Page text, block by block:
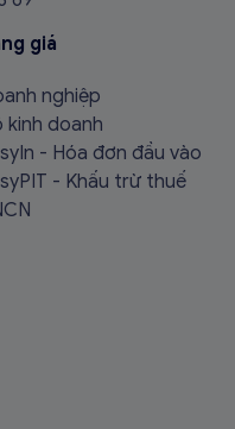
giá
nghiệp
kinh doanh
- Hóa đơn đầu vào
- Khấu trừ thuế